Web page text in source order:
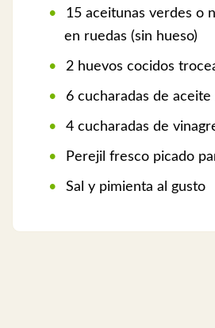
15 aceitunas verdes o
en ruedas (sin hueso)
2 huevos cocidos
6 cucharadas de aceite
4 cucharadas de
Perejil fresco picado
Sal y pimienta al gusto